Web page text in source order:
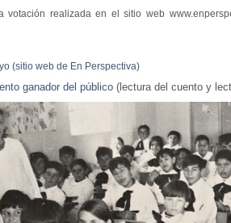
realizada en el sitio web
(sitio web de En Perspectiva)
ganador del público (lectura del cuento y